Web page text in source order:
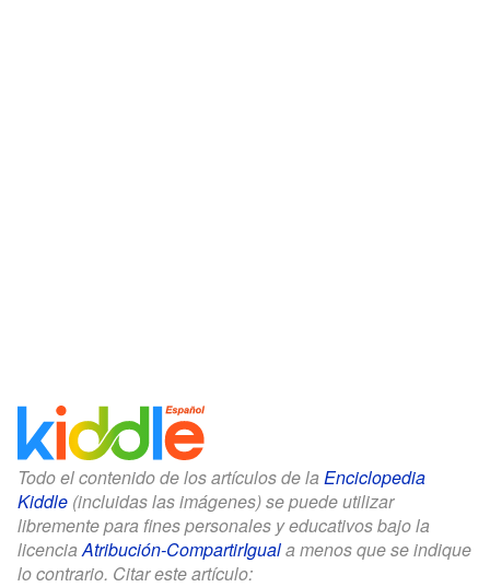
Todo el contenido de los artículos de la Enciclopedia
Kiddle (incluidas las imágenes) se puede utilizar
libremente para fines personales y educativos bajo la
licenciaAtribución-CompartirIguala menos que se indique
lo contrario. Citar este artículo: